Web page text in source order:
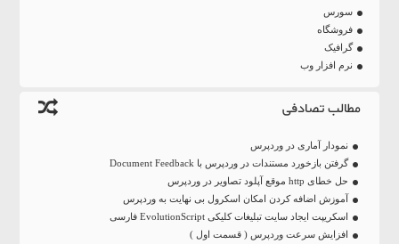
سورس
فروشگاه
گرافیک
نرم افزار وب
مطالب تصادفی
نمودار آماری در وردپرس
گرفتن بازخورد مستندات در وردپرس با Document Feedback
حل خطای http موقع آپلود تصاویر در وردپرس
آموزش اضافه کردن امکان اسکرول بی نهایت به وردپرس
اسکریپت ایجاد سایت تبلیغات کلیکی EvolutionScript فارسی
افزایش سرعت وردپرس ( قسمت اول )